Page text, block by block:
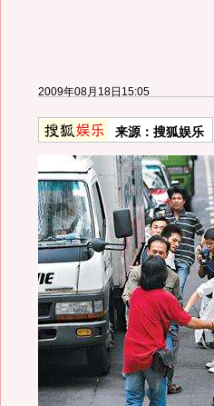
2009年08月18日15:05
来源： 搜狐娱乐